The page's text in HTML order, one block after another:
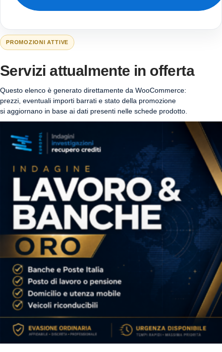
PROMOZIONI ATTIVE
Servizi attualmente in offerta
Questo elenco è generato direttamente da WooCommerce:
prezzi, eventuali importi barrati e stato della promozione
si aggiornano in base ai dati presenti nelle schede prodotto.